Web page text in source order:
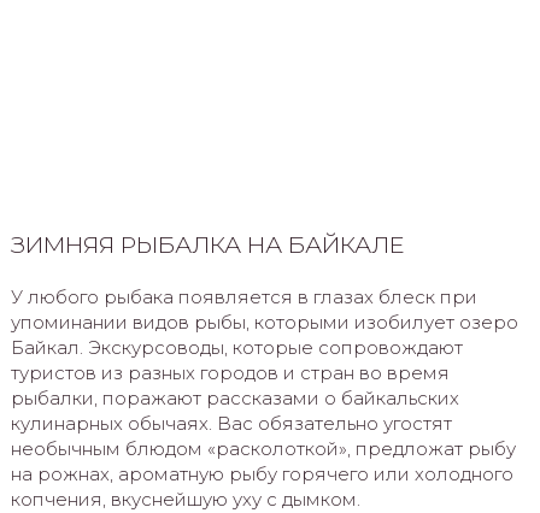
ЗИМНЯЯ РЫБАЛКА НА БАЙКАЛЕ
У любого рыбака появляется в глазах блеск при
упоминании видов рыбы, которыми изобилует озеро
Байкал. Экскурсоводы, которые сопровождают
туристов из разных городов и стран во время
рыбалки, поражают рассказами о байкальских
кулинарных обычаях. Вас обязательно угостят
необычным блюдом «расколоткой», предложат рыбу
на рожнах, ароматную рыбу горячего или холодного
копчения, вкуснейшую уху с дымком.